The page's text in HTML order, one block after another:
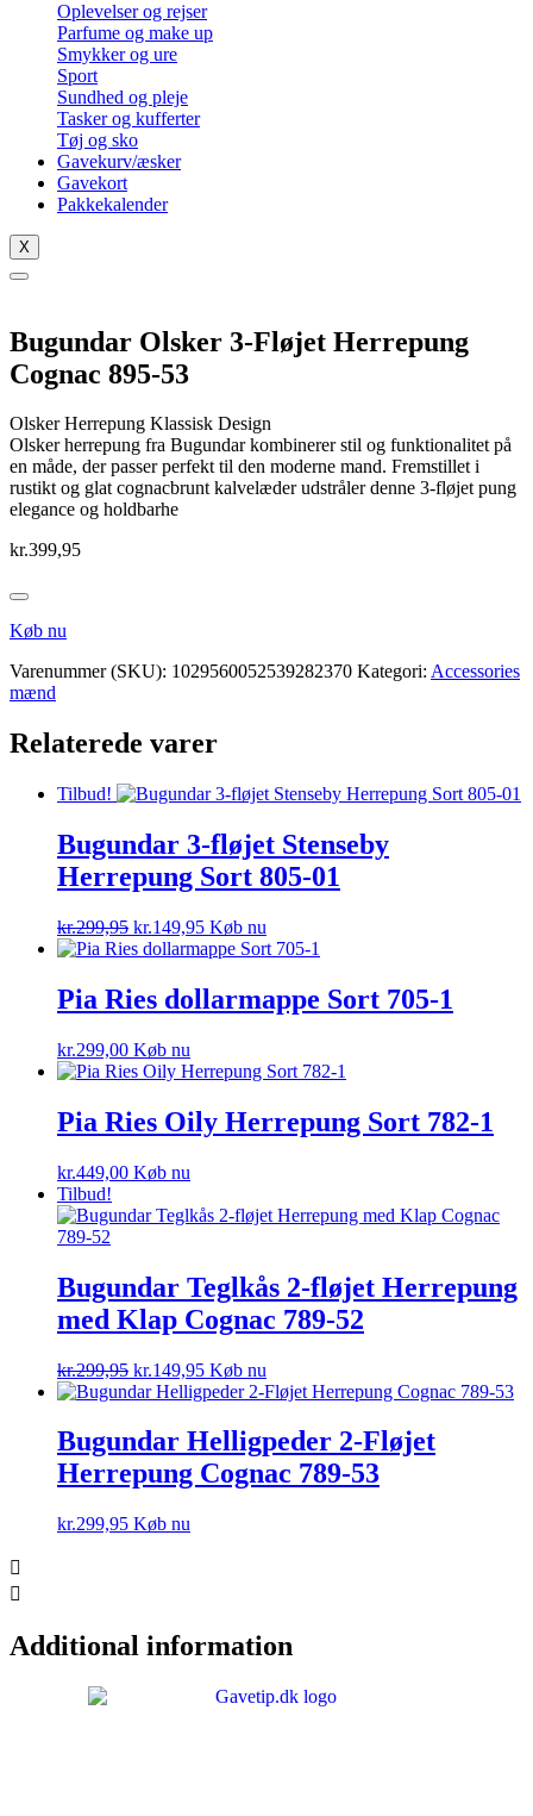
Oplevelser og rejser
Parfume og make up
Smykker og ure
Sport
Sundhed og pleje
Tasker og kufferter
Tøj og sko
Gavekurv/æsker
Gavekort
Pakkekalender
X
Bugundar Olsker 3-Fløjet Herrepung
Cognac 895-53
Olsker Herrepung Klassisk Design
Olsker herrepung fra Bugundar kombinerer stil og funktionalitet på
en måde, der passer perfekt til den moderne mand. Fremstillet i
rustikt og glat cognacbrunt kalvelæder udstråler denne 3-fløjet pung
elegance og holdbarhe
kr.399,95
Køb nu
Varenummer (SKU): 1029560052539282370 Kategori: Accessories
mænd
Relaterede varer
Tilbud!
Bugundar 3-fløjet Stenseby
Herrepung Sort 805-01
kr.299,95 Den
oprindelige
kr.299,95.
kr.149,95Den
aktuelle
er:
kr.149,95.
Køb nu
Pia Ries dollarmappe Sort 705-1
kr.299,00 Køb nu
Pia Ries Oily Herrepung Sort 782-1
kr.449,00 Køb nu
Tilbud!
Bugundar Teglkås 2-fløjet Herrepung
med Klap Cognac 789-52
kr.299,95 Den
oprindelige
var:
kr.299,95.
kr.149,95Den
aktuelle
er:
kr.149,95.
Køb nu
Bugundar Helligpeder 2-Fløjet
Herrepung Cognac 789-53
kr.299,95 Køb nu
Additional information